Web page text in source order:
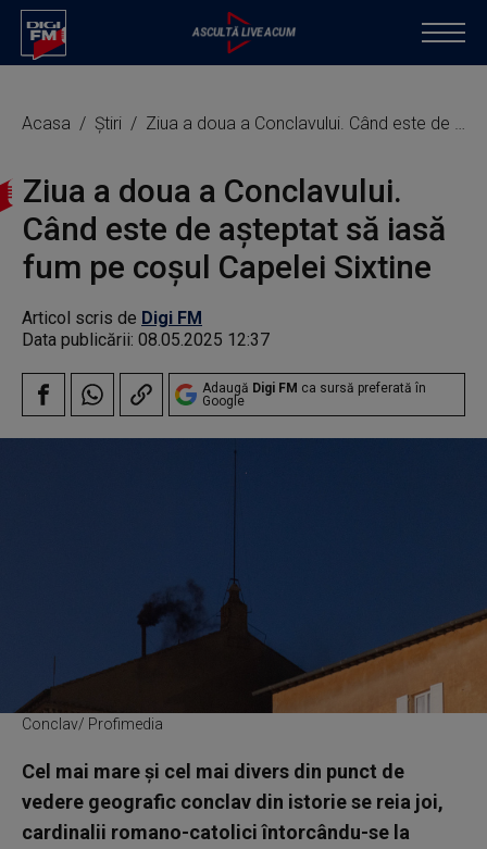
Acasa Știri Ziua a doua a Conclavului. Când este de aşteptat să iasă fum pe coşul Capelei Sixtine
Ziua a doua a Conclavului.
Când este de aşteptat să iasă
fum pe coşul Capelei Sixtine
Articol scris de Digi FM
Data publicării: 08.05.2025 12:37
Adaugă Digi FM ca sursă preferată în
Google
Conclav/ Profimedia
Cel mai mare şi cel mai divers din punct de
vedere geografic conclav din istorie se reia joi,
cardinalii romano-catolici întorcându-se la